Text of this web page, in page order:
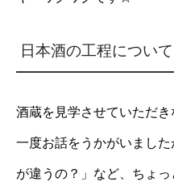
日本酒の工程について
酒蔵を見学させていただ
一度お話をうかがいまし
が違うの？」など、ちょ